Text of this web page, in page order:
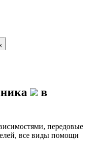
в
передовые
все виды помощи